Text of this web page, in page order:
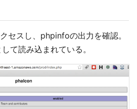
セスし、phpinfoの出力を確認。
て読み込まれている。